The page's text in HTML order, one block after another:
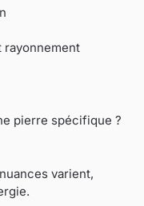
rayonnement
pierre spécifique ?
varient,